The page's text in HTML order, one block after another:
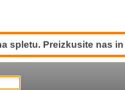
spletu. Preizkusite nas